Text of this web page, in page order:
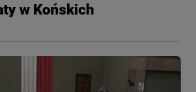
w Końskich